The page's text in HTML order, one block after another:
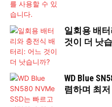
일회용 배
것이 더 낫
WD Blue
렴하며 최